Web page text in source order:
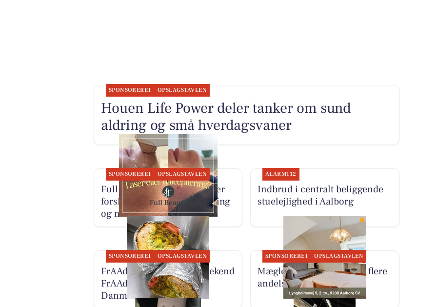
SPONSORERET OPSLAGSTAVLEN
Houen Life Power deler tanker om sund
aldring og små hverdagsvaner
SPONSORERET OPSLAGSTAVLEN
Full Beauty Aalborg forklarer
forskellen på laser hårfjerning
og nåleepilering
ALARM112
Indbrud i centralt beliggende
stuelejlighed i Aalborg
SPONSORERET OPSLAGSTAVLEN
FrAAderen oplyser, at Weekend
FrAAderen nu bor på
Danmarksgade 27A
SPONSORERET OPSLAGSTAVLEN
Mæglerhuset Aalborg har flere
andelsboliger til salg